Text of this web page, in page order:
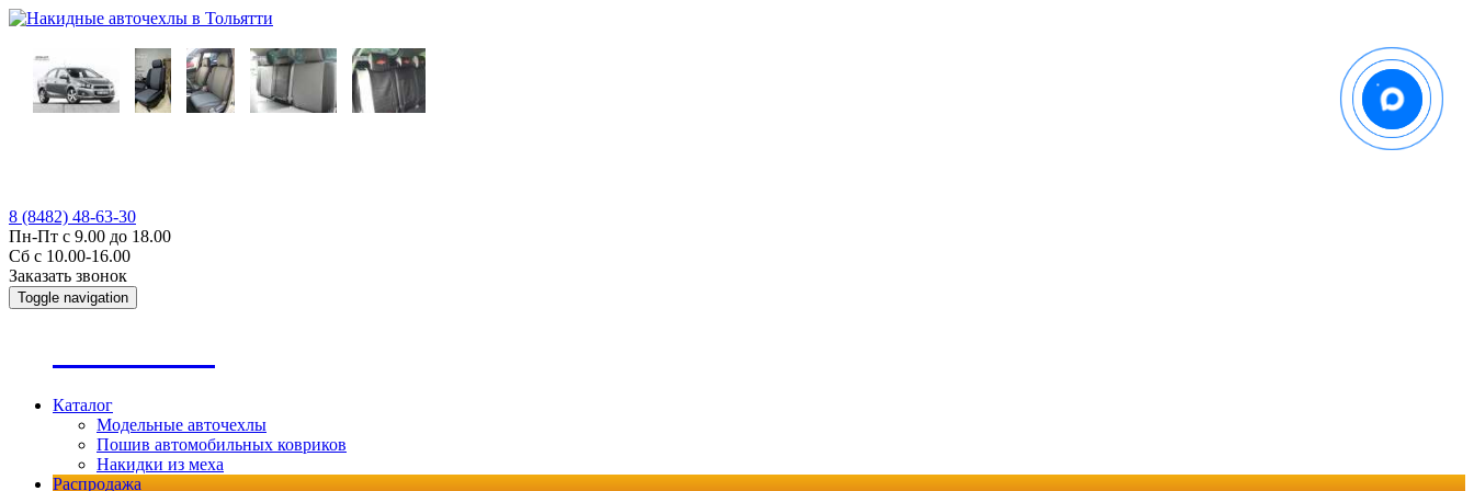
8 (8482) 48-63-30
Пн-Пт с 9.00 до 18.00
Сб с 10.00-16.00
Заказать звонок
Toggle navigation
Каталог
Модельные авточехлы
Пошив автомобильных ковриков
Накидки из меха
Распродажа